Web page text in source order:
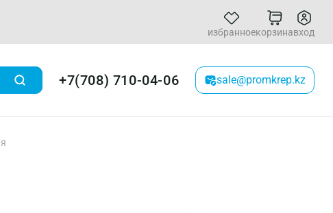
избранноекорзинавход
+7(708) 710-04-06 sale@promkrep.kz